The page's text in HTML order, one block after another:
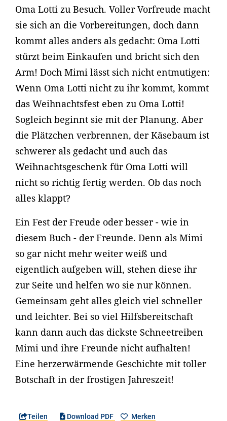
Oma Lotti zu Besuch. Voller Vorfreude macht
sie sich an die Vorbereitungen, doch dann
kommt alles anders als gedacht: Oma Lotti
stürzt beim Einkaufen und bricht sich den
Arm! Doch Mimi lässt sich nicht entmutigen:
Wenn Oma Lotti nicht zu ihr kommt, kommt
das Weihnachtsfest eben zu Oma Lotti!
Sogleich beginnt sie mit der Planung. Aber
die Plätzchen verbrennen, der Käsebaum ist
schwerer als gedacht und auch das
Weihnachtsgeschenk für Oma Lotti will
nicht so richtig fertig werden. Ob das noch
alles klappt?
Ein Fest der Freude oder besser - wie in
diesem Buch - der Freunde. Denn als Mimi
so gar nicht mehr weiter weiß und
eigentlich aufgeben will, stehen diese ihr
zur Seite und helfen wo sie nur können.
Gemeinsam geht alles gleich viel schneller
und leichter. Bei so viel Hilfsbereitschaft
kann dann auch das dickste Schneetreiben
Mimi und ihre Freunde nicht aufhalten!
Eine herzerwärmende Geschichte mit toller
Botschaft in der frostigen Jahreszeit!
Teilen Download PDF Merken